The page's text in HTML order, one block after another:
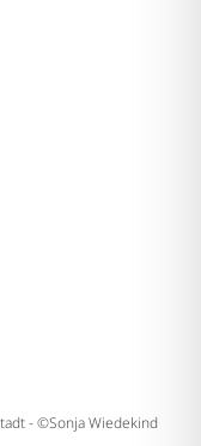
- ©Sonja Wiedekind